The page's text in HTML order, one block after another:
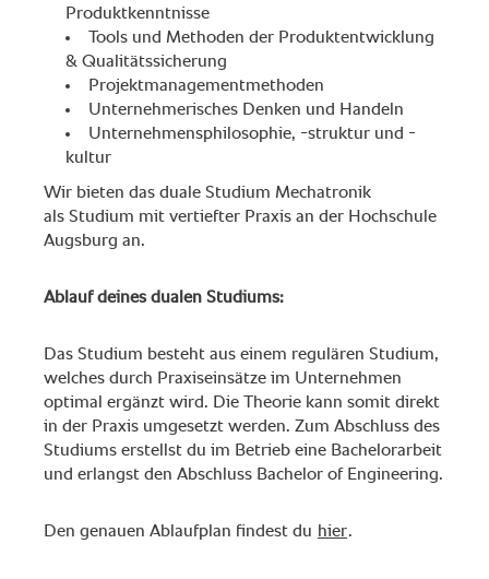
Produktkenntnisse
Tools und Methoden der Produktentwicklung
& Qualitätssicherung
Projektmanagementmethoden
Unternehmerisches Denken und Handeln
Unternehmensphilosophie, -struktur und -
kultur
Wir bieten das duale Studium Mechatronik
als Studium mit vertiefter Praxis an der Hochschule
Augsburg an.
Ablauf deines dualen Studiums:
Das Studium besteht aus einem regulären Studium,
welches durch Praxiseinsätze im Unternehmen
optimal ergänzt wird. Die Theorie kann somit direkt
in der Praxis umgesetzt werden. Zum Abschluss des
Studiums erstellst du im Betrieb eine Bachelorarbeit
und erlangst den Abschluss Bachelor of Engineering.
Den genauen Ablaufplan findest du hier.